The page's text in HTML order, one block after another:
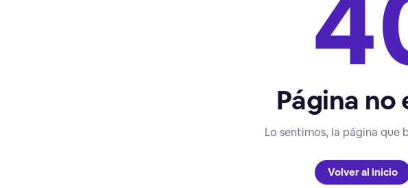
Página
Lo sentimos, la página que
Volver al inicio